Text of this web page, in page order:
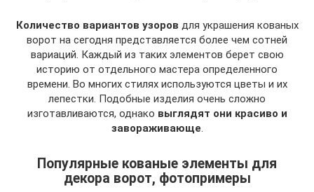
Количество вариантов узоров для украшения кованых
ворот на сегодня представляется более чем сотней
вариаций. Каждый из таких элементов берет свою
историю от отдельного мастера определенного
времени. Во многих стилях используются цветы и их
лепестки. Подобные изделия очень сложно
изготавливаются, однако выглядят они красиво и
завораживающе
Популярные кованые элементы для
декора ворот, фотопримеры